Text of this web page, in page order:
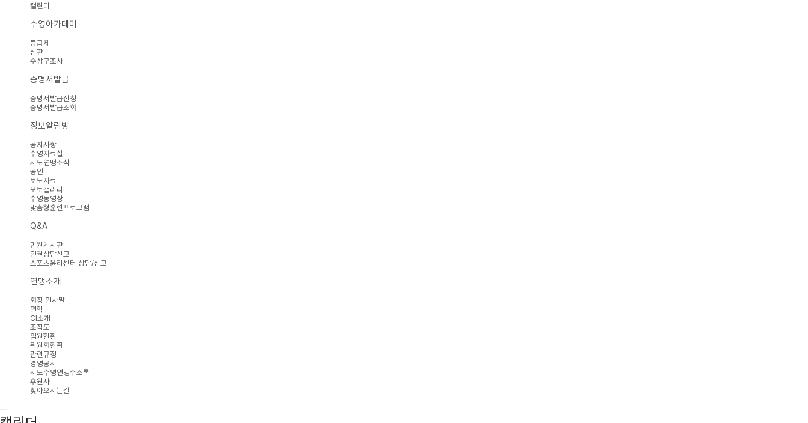
캘린더
수영아카데미
등급제
심판
수상구조사
증명서발급
증명서발급신청
증명서발급조회
정보알림방
공지사항
수영자료실
시도연맹소식
공인
보도자료
포토갤러리
수영동영상
맞춤형훈련프로그램
Q&A
민원게시판
인권상담신고
스포츠윤리센터 상담/신고
연맹소개
회장 인사말
연혁
CI소개
조직도
임원현황
위원회현황
관련규정
경영공시
시도수영연맹주소록
후원사
찾아오시는길